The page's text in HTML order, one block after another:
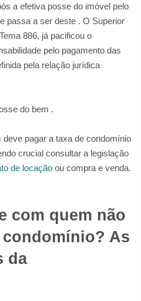
a efetiva posse do imóvel pelo
passa a ser deste . O Superior
886, já pacificou o
pelo pagamento das
pela relação jurídica
do bem .
deve pagar a taxa de condomínio
crucial consultar a legislação
de locação ou compra e venda.
com quem não
condomínio? As
da